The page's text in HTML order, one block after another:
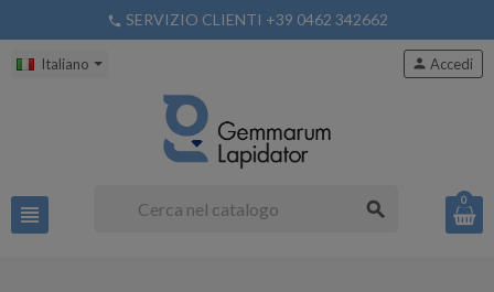
phone SERVIZIO CLIENTI +39 0462 342662
Italiano
view_headline search
person Accedi
0